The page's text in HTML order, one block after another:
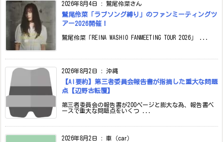
2026年8月4日 : 鷲尾伶菜さん
鷲尾伶菜「ラブソング縛り」のファンミーティングツ
アー2026開催！
鷲尾伶菜「REINA WASHIO FANMEETING TOUR 2026」 ...
2026年8月2日 : 沖縄
【AI要約】第三者委員会報告書が指摘した重大な問題
点【辺野古転覆】
第三者委員会の報告書が200ページと膨大な為、報告書ベ
ースで重大な問題点をいくつ ...
2026年8月2日 : 車（car）